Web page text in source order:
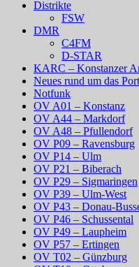
Distrikte
FSW
DMR
C4FM
D-STAR
KARC – Konstanzer
Neues rund um das
Notfunk
OV A01 – Konstanz
OV A44 – Markdorf
OV A48 – Pfullendorf
OV P09 – Ravensburg
OV P14 – Ulm
OV P21 – Biberach
OV P29 – Sigmaringen
OV P39 – Ulm-West
OV P43 – Donau-
OV P46 – Schussental
OV P49 – Laupheim
OV P57 – Ertingen
OV T02 – Günzburg